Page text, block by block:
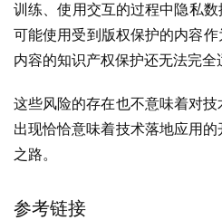
训练、使用交互的过程中隐私
可能使用受到版权保护的内容
内容的知识产权保护还无法完全
这些风险的存在也不意味着对
出现恰恰意味着技术落地应用
之路。
参考链接